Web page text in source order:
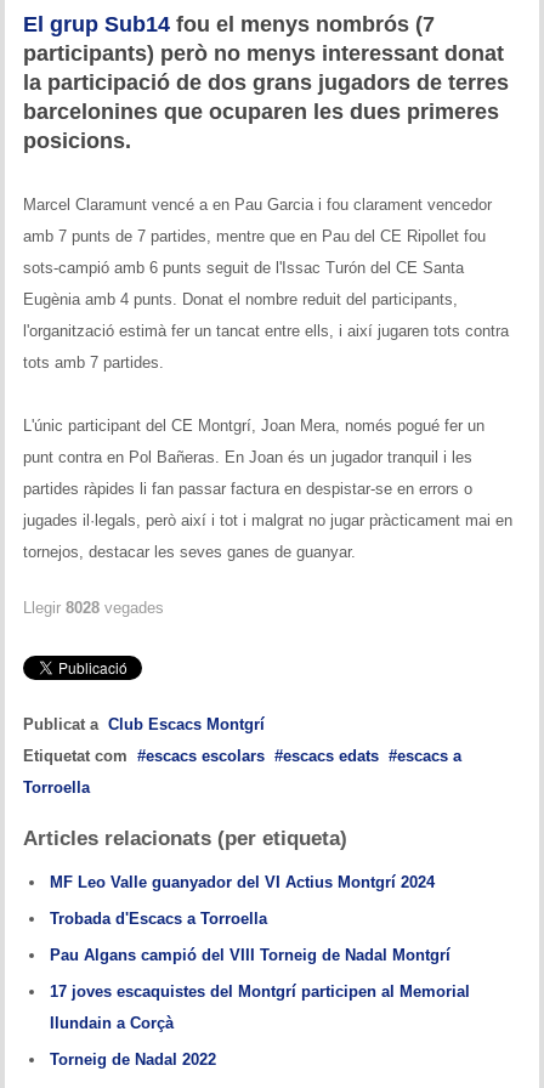
Historial del torneig Montgrí
Torneig de Nadal
Historial del torneig de Nadal
Historial del torneig social
Historial del torneig llampec
INFORMACIÓ
Història del club
Memòries
Teoria i problemes
Obertures
Problemes
Altres tornejos
El grup Sub14 fou el menys nombrós (7
participants) però no menys interessant donat
la participació de dos grans jugadors de terres
barcelonines que ocuparen les dues primeres
posicions.
Marcel Claramunt vencé a en Pau Garcia i fou clarament vencedor
amb 7 punts de 7 partides, mentre que en Pau del CE Ripollet fou
sots-campió amb 6 punts seguit de l'Issac Turón del CE Santa
Eugènia amb 4 punts. Donat el nombre reduit del participants,
l'organització estimà fer un tancat entre ells, i així jugaren tots contra
tots amb 7 partides.
L'únic participant del CE Montgrí, Joan Mera, només pogué fer un
punt contra en Pol Bañeras. En Joan és un jugador tranquil i les
partides ràpides li fan passar factura en despistar-se en errors o
jugades il·legals, però així i tot i malgrat no jugar pràcticament mai en
tornejos, destacar les seves ganes de guanyar.
Llegir 8028 vegades
Publicat a Club Escacs Montgrí
Etiquetat com
escacs escolars escacs edats
escacs a
Torroella
Articles relacionats (per etiqueta)
MF Leo Valle guanyador del VI Actius Montgrí 2024
Trobada d'Escacs a Torroella
Pau Algans campió del VIII Torneig de Nadal Montgrí
17 joves escaquistes del Montgrí participen al Memorial
Ilundain a Corçà
Torneig de Nadal 2022